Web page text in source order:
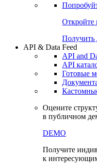
Откройте
Получить
API & Data Feed
API and
API
Готовые
Оцените
в публичном
DEMO
Получите
к